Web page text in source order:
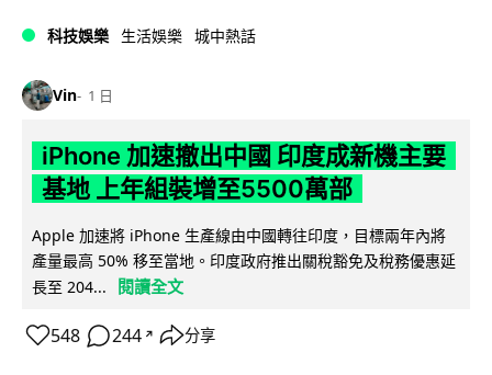
科技娛樂 生活娛樂 城中熱話
Vin 1 日
iPhone 加速撤出中國 印度成新機主要
基地 上年組裝增至5500萬部
Apple 加速將 iPhone 生產線由中國轉往印度，目標兩年內將
產量最高 50% 移至當地。印度政府推出關稅豁免及稅務優惠延
長至 204...
閱讀全文
548 244 ↗ 分享